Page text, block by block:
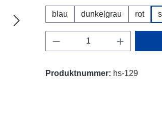
blau dunkelgrau rot
Produkt Anzahl:
Produktnummer: hs-129